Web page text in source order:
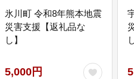
氷川町 令和8年熊本地震
災害支援【返礼品な
し】
5,000円